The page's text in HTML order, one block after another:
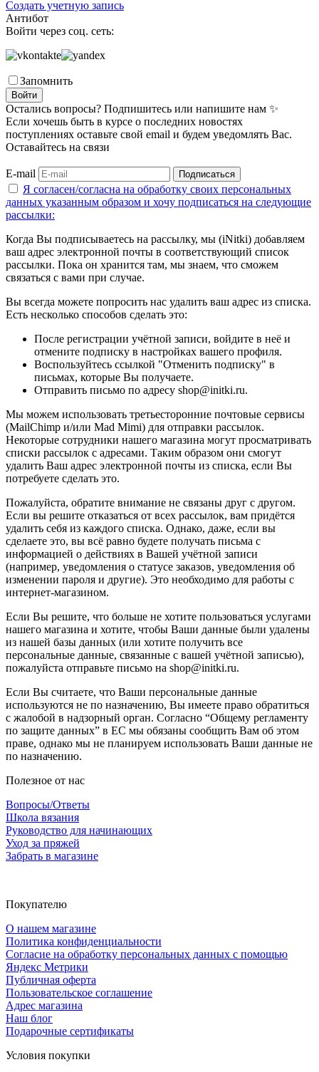
Создать учетную запись
Антибот
Войти через соц. сеть:
Запомнить
Войти
Остались вопросы? Подпишитесь или напишите нам ✨
Если хочешь быть в курсе о последних новостях
поступлениях оставьте свой email и будем уведомлять Вас.
Оставайтесь на связи
E-mail Подписаться
Я согласен/согласна на обработку своих персональных
данных указанным образом и хочу подписаться на следующие
рассылки:
Когда Вы подписываетесь на рассылку, мы (iNitki) добавляем
ваш адрес электронной почты в соответствующий список
рассылки. Пока он хранится там, мы знаем, что сможем
связаться с вами при случае.
Вы всегда можете попросить нас удалить ваш адрес из списка.
Есть несколько способов сделать это:
После регистрации учётной записи, войдите в неё и
отмените подписку в настройках вашего профиля.
Воспользуйтесь ссылкой "Отменить подписку" в
письмах, которые Вы получаете.
Отправить письмо по адресу shop@initki.ru.
Мы можем использовать третьесторонние почтовые сервисы
(MailChimp и/или Mad Mimi) для отправки рассылок.
Некоторые сотрудники нашего магазина могут просматривать
списки рассылок с адресами. Таким образом они смогут
удалить Ваш адрес электронной почты из списка, если Вы
потребуете сделать это.
Пожалуйста, обратите внимание не связаны друг с другом.
Если вы решите отказаться от всех рассылок, вам придётся
удалить себя из каждого списка. Однако, даже, если вы
сделаете это, вы всё равно будете получать письма с
информацией о действиях в Вашей учётной записи
(например, уведомления о статусе заказов, уведомления об
изменении пароля и другие). Это необходимо для работы с
интернет-магазином.
Если Вы решите, что больше не хотите пользоваться услугами
нашего магазина и хотите, чтобы Ваши данные были удалены
из нашей базы данных (или хотите получить все
персональные данные, связанные с вашей учётной записью),
пожалуйста отправьте письмо на shop@initki.ru.
Если Вы считаете, что Ваши персональные данные
используются не по назначению, Вы имеете право обратиться
с жалобой в надзорный орган. Согласно “Общему регламенту
по защите данных” в ЕС мы обязаны сообщить Вам об этом
праве, однако мы не планируем использовать Ваши данные не
по назначению.
Полезное от нас
Вопросы/Ответы
Школа вязания
Руководство для начинающих
Уход за пряжей
Забрать в магазине
Покупателю
О нашем магазине
Политика конфиденциальности
Согласие на обработку персональных данных с помощью
Яндекс Метрики
Публичная оферта
Пользовательское соглашение
Адрес магазина
Наш блог
Подарочные сертификаты
Условия покупки